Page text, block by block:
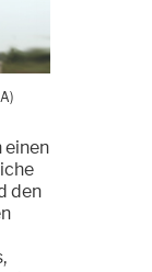
einen
den